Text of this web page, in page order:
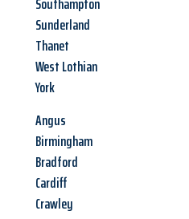
Sunderland
Thanet
West Lothian
York
Angus
Birmingham
Bradford
Cardiff
Crawley